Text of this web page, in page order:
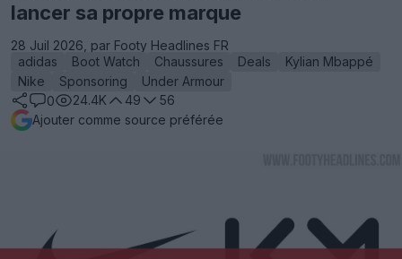
lancer sa propre marque
28 Juil 2026, par Footy Headlines FR
adidas
Boot Watch Chaussures Deals
Kylian Mbappé
Nike
Sponsoring
Under Armour
0
24.4K 49
56
Ajouter comme source préférée